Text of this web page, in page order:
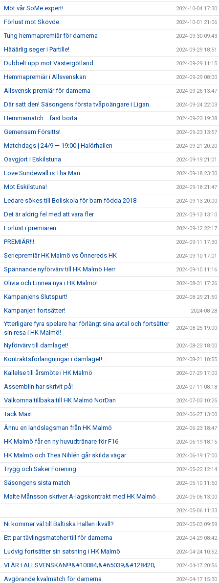
Möt vår SoMe expert! 2024-10-04 17:30
Förlust mot Skövde. 2024-10-01 21:06
Tung hemmapremiär för damerna 2024-09-30 09:43
Hääärlig seger i Partille! 2024-09-29 18:51
Dubbelt upp mot Västergötland. 2024-09-29 11:15
Hemmapremiär i Allsvenskan 2024-09-29 08:00
Allsvensk premiär för damerna 2024-09-26 13:47
Där satt den! Säsongens första tvåpoängare i Ligan. 2024-09-24 22:03
Hemmamatch….fast borta. 2024-09-23 19:38
Gemensam Försitts! 2024-09-23 13:57
Matchdags | 24/9 — 19:00 | Halörhallen 2024-09-21 20:20
Oavgjort i Eskilstuna 2024-09-19 21:01
Love Sundewall is Tha Man... 2024-09-18 23:30
Mot Eskilstuna! 2024-09-18 21:47
Ledare sökes till Bollskola för barn födda 2018 2024-09-13 20:00
Det är aldrig fel med att vara fler 2024-09-13 13:10
Förlust i premiären. 2024-09-12 22:17
PREMIÄR!!! 2024-09-11 17:30
Seriepremiär HK Malmö vs Önnereds HK 2024-09-10 17:01
Spännande nyförvärv till HK Malmö Herr 2024-09-10 11:16
Olivia och Linnea nya i HK Malmö! 2024-08-31 17:26
Kampanjens Slutspurt! 2024-08-29 21:50
Kampanjen fortsätter! 2024-08-28
Ytterligare fyra spelare har förlängt sina avtal och fortsätter
sin resa i HK Malmö!
2024-08-25 19:00
Nyförvärv till damlaget! 2024-08-23 18:00
Kontraktsförlängningar i damlaget! 2024-08-21 18:55
Kallelse till årsmöte i HK Malmö 2024-07-29 17:00
Assemblin har skrivit på! 2024-07-11 08:18
Välkomna tillbaka till HK Malmö NorDan 2024-07-03 10:25
Tack Max! 2024-06-27 13:00
Ännu en landslagsman från HK Malmö 2024-06-23 18:47
HK Malmö får en ny huvudtränare för F16 2024-06-19 18:15
HK Malmö och Thea Nihlén går skilda vägar 2024-06-19 17:00
Trygg och Säker Förening 2024-05-22 12:14
Säsongens sista match 2024-05-10 11:50
Malte Månsson skriver A-lagskontrakt med HK Malmö 2024-05-06 13:00
2024-05-06 11:33
Ni kommer väl till Baltiska Hallen ikväll? 2024-05-03 09:59
Ett par tävlingsmatcher till för damerna 2024-04-29 08:42
Ludvig fortsätter sin satsning i HK Malmö 2024-04-24 10:52
VI ÄR I ALLSVENSKAN!!!&#10084;&#65039;&#128420; 2024-04-17 20:56
Avgörande kvalmatch för damerna 2024-04-17 15:30